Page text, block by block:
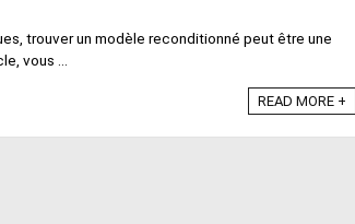
trouver un modèle reconditionné peut être une
vous ...
READ MORE +